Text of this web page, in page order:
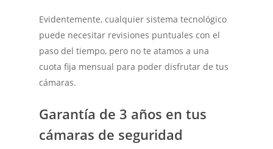
Evidentemente, cualquier sistema tecnológico
puede necesitar revisiones puntuales con el
paso del tiempo, pero no te atamos a una
cuota fija mensual para poder disfrutar de tus
cámaras.
Garantía de 3 años en tus
cámaras de seguridad